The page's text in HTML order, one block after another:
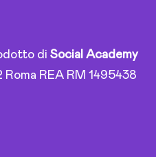
di Social Academy
REA RM 1495438